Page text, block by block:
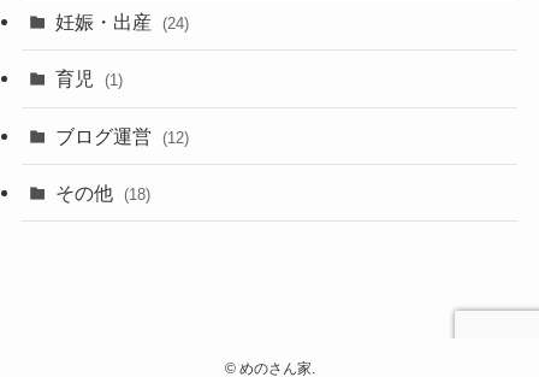
妊娠・出産 (24)
育児 (1)
ブログ運営 (12)
その他 (18)
©めのさん家.